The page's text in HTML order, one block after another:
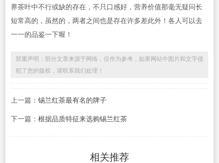
界茶叶中不行或缺的存在，不只口感好，营养价值那毫无疑问长
短常高的，虽然的，两者之间也是存在许多差此外！各人可以去
一一的品鉴一下喔！
郑重声明：部分文章来源于网络，仅作为参考，如果网站中图片和文字侵
犯了您的版权，请联系我们处理！
上一篇： 锡兰红茶最有名的牌子
下一篇： 根据品质特征来选购锡兰红茶
相关推荐